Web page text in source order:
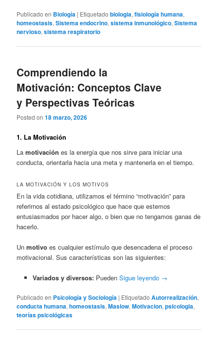
Publicado en Biología | Etiquetado biologia,fisiología humana,
homeostasis,Sistema endocrino,sistema inmunológico,Sistema
nervioso,sistema respiratorio
Comprendiendo la
Motivación: Conceptos Clave
y Perspectivas Teóricas
Posted on18 marzo, 2026
1. La Motivación
Lamotivación es la energía que nos sirve para iniciar una
conducta, orientarla hacia una meta y mantenerla en el tiempo.
LA MOTIVACIÓN Y LOS MOTIVOS
En la vida cotidiana, utilizamos el término “motivación” para
referirnos al estado psicológico que hace que estemos
entusiasmados por hacer algo, o bien que no tengamos ganas de
hacerlo.
Unmotivo es cualquier estímulo que desencadena el proceso
motivacional. Sus características son las siguientes:
Variados y diversos:Pueden Sigue leyendo →
Publicado en Psicología y Sociología | Etiquetado Autorrealización,
conducta humana,homeostasis,Maslow,Motivacion,psicologia,
teorías psicológicas